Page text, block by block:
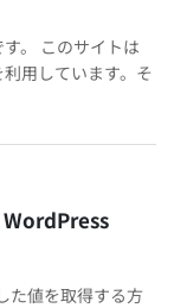
。 このサイトは
用しています。そ
WordPress
た値を取得する方